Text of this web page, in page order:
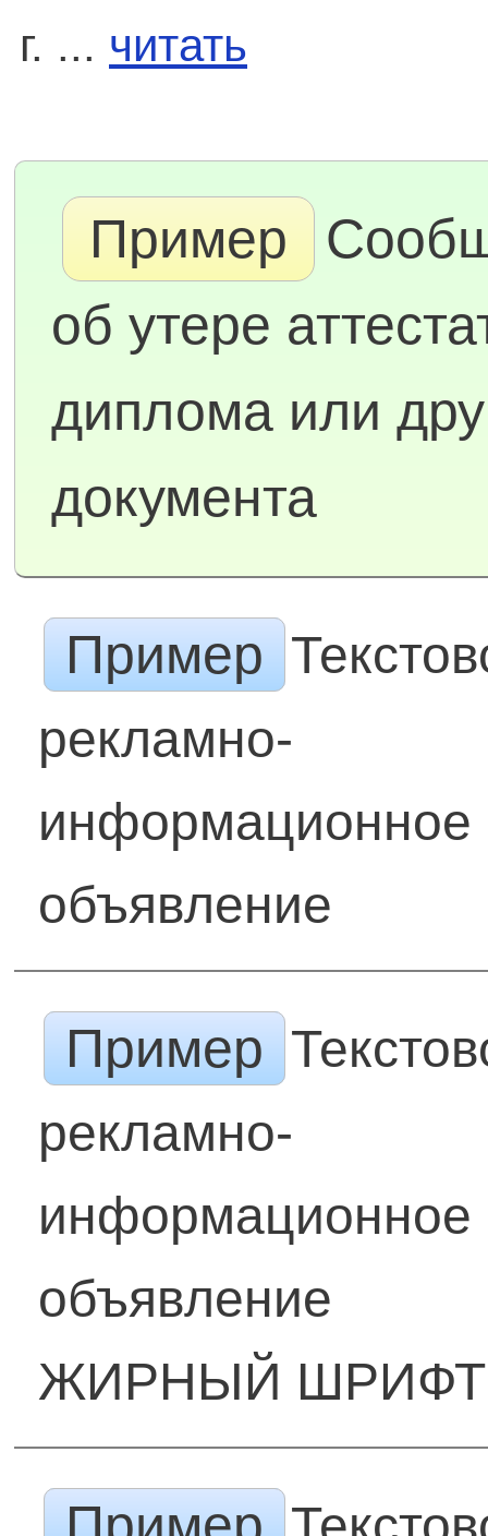
г. ... читать
Пример
об утере
диплома или
документа
Пример
рекламно-
информационное
объявление
Пример
рекламно-
информационное
объявление
ЖИРНЫЙ ШРИФТ